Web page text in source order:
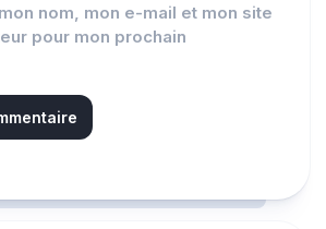
nom, mon e-mail et mon site
pour mon prochain